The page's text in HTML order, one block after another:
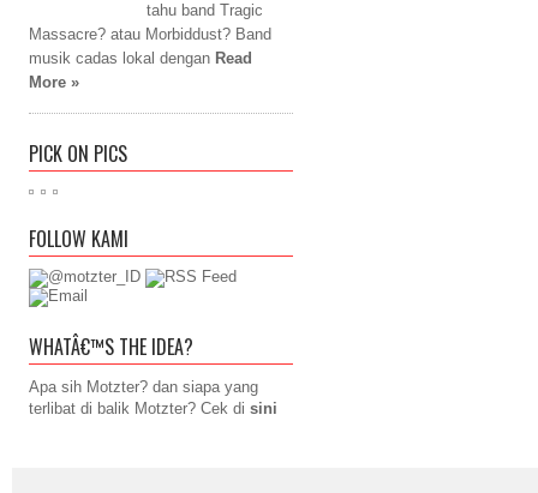
tahu band Tragic
Massacre? atau Morbiddust? Band
musik cadas lokal dengan Read
More »
PICK ON PICS
FOLLOW KAMI
WHATÂ€™S THE IDEA?
Apa sih Motzter? dan siapa yang
terlibat di balik Motzter? Cek di sini